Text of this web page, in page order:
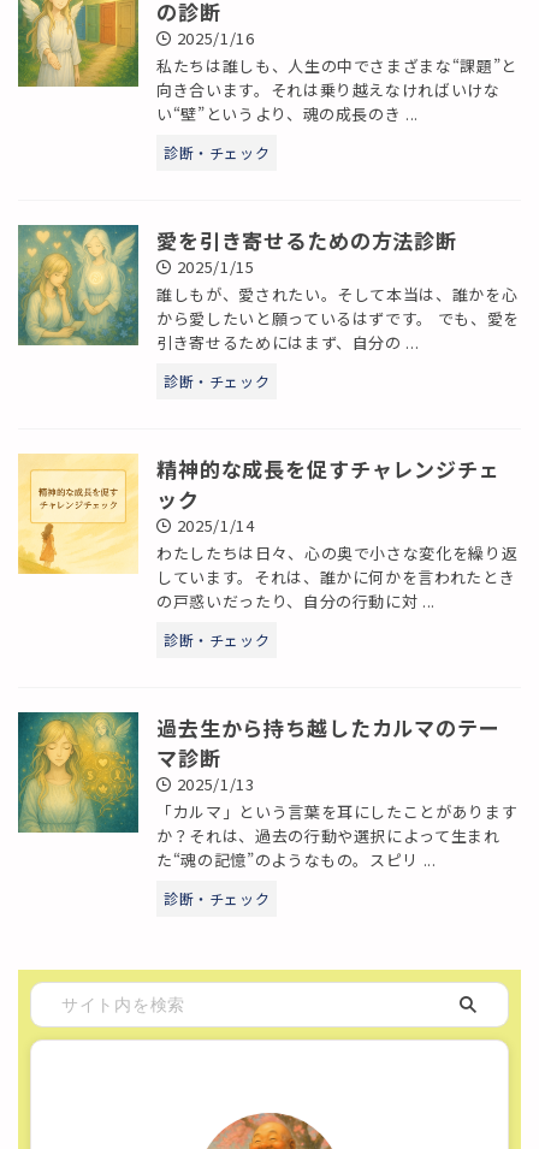
の診断
2025/1/16
私たちは誰しも、人生の中でさまざまな“課題”と
向き合います。それは乗り越えなければいけな
い“壁”というより、魂の成長のき ...
診断・チェック
愛を引き寄せるための方法診断
2025/1/15
誰しもが、愛されたい。そして本当は、誰かを心
から愛したいと願っているはずです。 でも、愛を
引き寄せるためにはまず、自分の ...
診断・チェック
精神的な成長を促すチャレンジチェ
ック
2025/1/14
わたしたちは日々、心の奥で小さな変化を繰り返
しています。それは、誰かに何かを言われたとき
の戸惑いだったり、自分の行動に対 ...
診断・チェック
過去生から持ち越したカルマのテー
マ診断
2025/1/13
「カルマ」という言葉を耳にしたことがあります
か？それは、過去の行動や選択によって生まれ
た“魂の記憶”のようなもの。スピリ ...
診断・チェック